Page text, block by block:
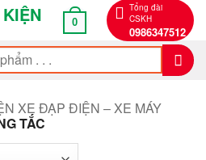
0
Tổng đài
CSKH
0986347512
XE ĐẠP ĐIỆN – XE MÁY
TẮC